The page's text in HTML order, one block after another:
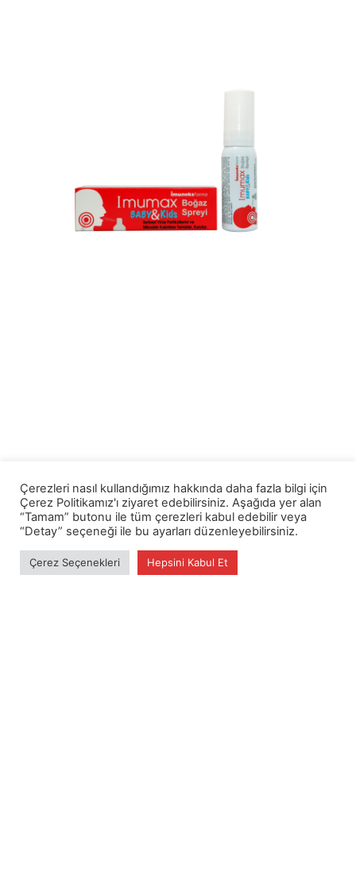
Çerezleri nasıl kullandığımız hakkında daha fazla bilgi için
Çerez Politikamız'ı ziyaret edebilirsiniz. Aşağıda yer alan
“Tamam” butonu ile tüm çerezleri kabul edebilir veya
“Detay” seçeneği ile bu ayarları düzenleyebilirsiniz.
Çerez Seçenekleri Hepsini Kabul Et